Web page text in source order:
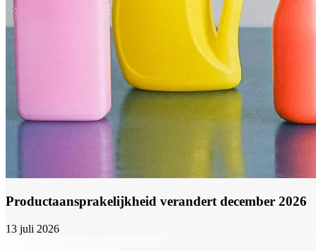
Productaansprakelijkheid verandert december 2026
13 juli 2026